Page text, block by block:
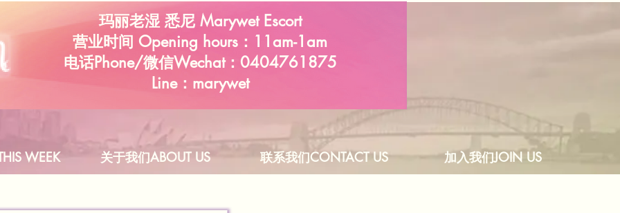
玛丽老湿 悉尼 Marywet Escort
营业时间 Opening hours：11am-1am
​电话Phone/微信Wechat：0404761875
Line：marywet
WEEK 关于我们ABOUT US 联系我们CONTACT US 加入我们JOIN US